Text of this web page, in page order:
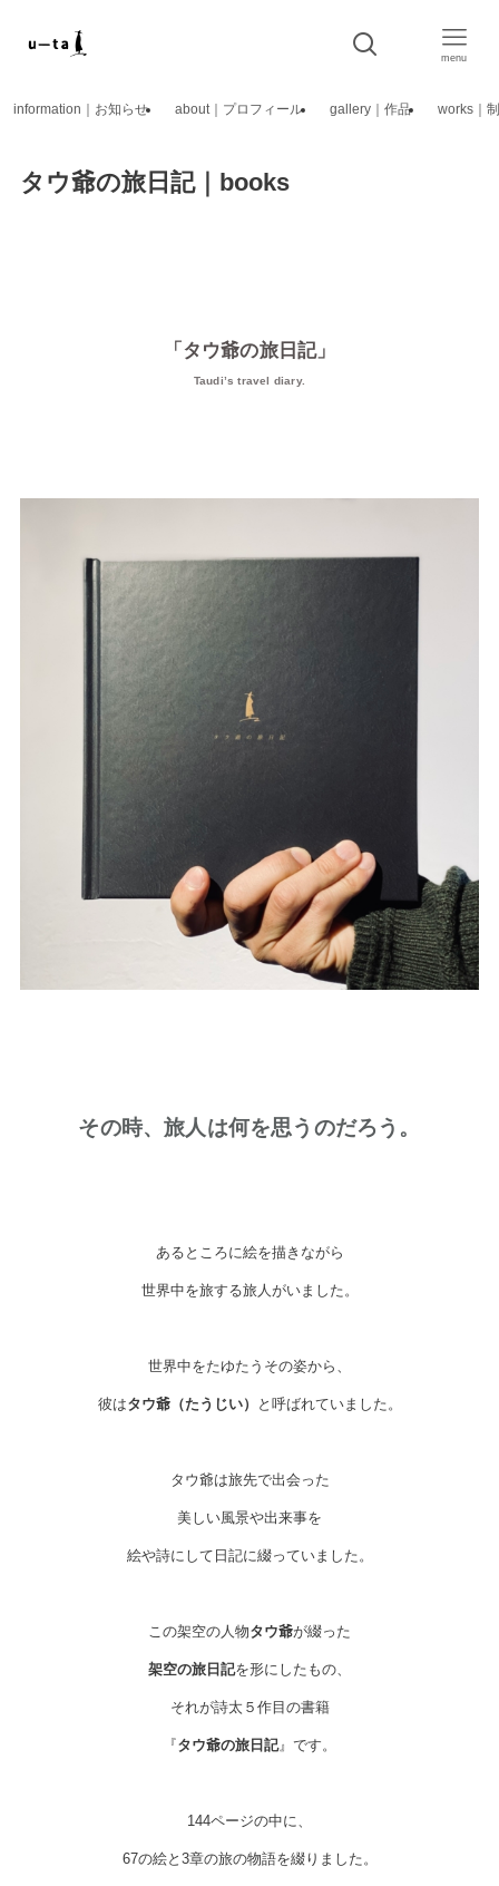
menu
information｜お知らせ about｜プロフィール gallery｜作品 works｜
タウ爺の旅日記｜books
「タウ爺の旅日記」
Taudi’s travel diary.
その時、旅人は何を思うのだろう。
あるところに絵を描きながら
世界中を旅する旅人がいました。
世界中をたゆたうその姿から、
彼はタウ爺（たうじい） と呼ばれていました。
タウ爺は旅先で出会った
美しい風景や出来事を
絵や詩にして日記に綴っていました。
この架空の人物タウ爺が綴った
架空の旅日記を形にしたもの、
それが詩太５作目の書籍
『タウ爺の旅日記』です。
144ページの中に、
67の絵と3章の旅の物語を綴りました。